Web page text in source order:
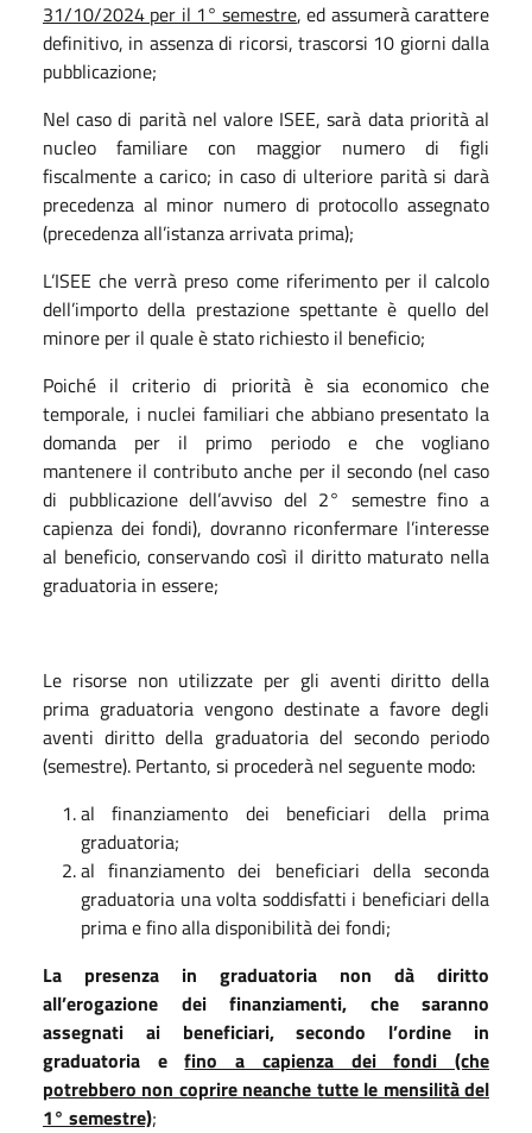
31/10/2024 per il 1° semestre, ed assumerà carattere
definitivo, in assenza di ricorsi, trascorsi 10 giorni dalla
pubblicazione;
Nel caso di parità nel valore ISEE, sarà data priorità al
nucleo familiare con maggior numero di figli
fiscalmente a carico; in caso di ulteriore parità si darà
precedenza al minor numero di protocollo assegnato
(precedenza all’istanza arrivata prima);
L’ISEE che verrà preso come riferimento per il calcolo
dell’importo della prestazione spettante è quello del
minore per il quale è stato richiesto il beneficio;
Poiché il criterio di priorità è sia economico che
temporale, i nuclei familiari che abbiano presentato la
domanda per il primo periodo e che vogliano
mantenere il contributo anche per il secondo (nel caso
di pubblicazione dell’avviso del 2° semestre fino a
capienza dei fondi), dovranno riconfermare l’interesse
al beneficio, conservando così il diritto maturato nella
graduatoria in essere;
Le risorse non utilizzate per gli aventi diritto della
prima graduatoria vengono destinate a favore degli
aventi diritto della graduatoria del secondo periodo
(semestre). Pertanto, si procederà nel seguente modo:
al finanziamento dei beneficiari della prima
graduatoria;
al finanziamento dei beneficiari della seconda
graduatoria una volta soddisfatti i beneficiari della
prima e fino alla disponibilità dei fondi;
La presenza in graduatoria non dà diritto
all’erogazione dei finanziamenti, che saranno
assegnati ai beneficiari, secondo l’ordine in
graduatoria e
fino a capienza dei fondi (che
potrebbero non coprire neanche tutte le mensilità del
1° semestre);